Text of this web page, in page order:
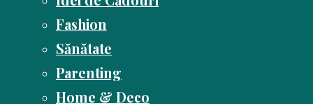
Fashion
Sănătate
Parenting
Home & Deco